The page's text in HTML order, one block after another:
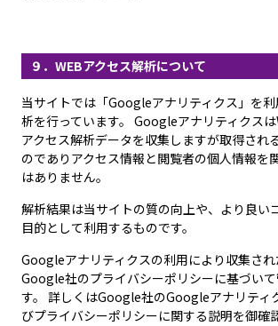
９．WEBアクセス解析について
当サイトでは「Googleアナリティクス」を
析を行っています。 Googleアナリティクス
アクセス解析データを収集しますが取得され
のでありアクセス情報と閲覧者の個人情報を
はありません。
解析結果は当サイトの質の向上や、より良い
目的として利用するものです。
Googleアナリティクスの利用により収集さ
Google社のプライバシーポリシーに基づい
す。 詳しくはGoogle社のGoogleアナリティ
びプライバシーポリシーに関する説明を御確